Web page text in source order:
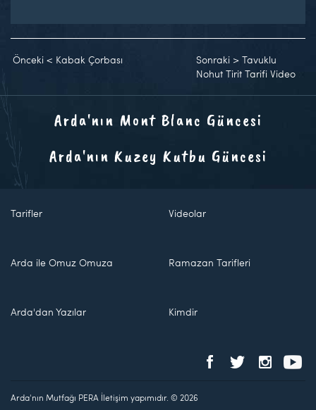
Önceki < Kabak Çorbası Sonraki >Tavuklu
Nohut Tirit Tarifi Video
Arda'nın Mont Blanc Güncesi
Arda'nın Kuzey Kutbu Güncesi
Tarifler Videolar
Arda ile Omuz Omuza Ramazan Tarifleri
Arda'dan Yazılar Kimdir
Arda'nın Mutfağı PERA İletişim yapımıdır. © 2026